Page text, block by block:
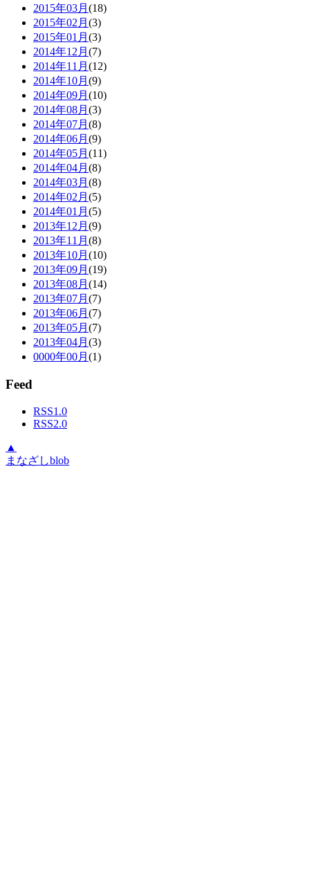
2015年03月 (18)
2015年02月 (3)
2015年01月 (3)
2014年12月 (7)
2014年11月 (12)
2014年10月 (9)
2014年09月 (10)
2014年08月 (3)
2014年07月 (8)
2014年06月 (9)
2014年05月 (11)
2014年04月 (8)
2014年03月 (8)
2014年02月 (5)
2014年01月 (5)
2013年12月 (9)
2013年11月 (8)
2013年10月 (10)
2013年09月 (19)
2013年08月 (14)
2013年07月 (7)
2013年06月 (7)
2013年05月 (7)
2013年04月 (3)
0000年00月 (1)
Feed
RSS1.0
RSS2.0
▲
まなざしblob